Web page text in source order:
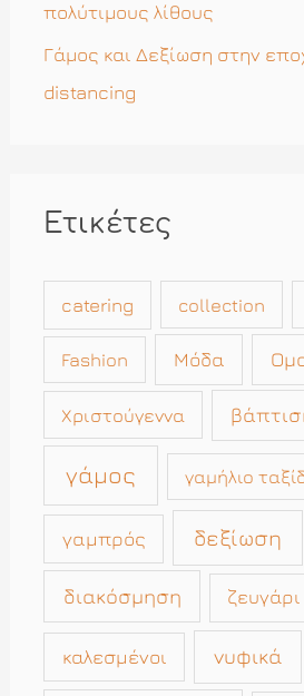
πολύτιμους λίθους
Γάμος και Δεξίωση στην
distancing
Ετικέτες
catering collection
Fashion Μόδα
Χριστούγεννα
γάμος γαμήλιο
γαμπρός δεξίωση
διακόσμηση ζευγάρι
καλεσμένοι νυφικά